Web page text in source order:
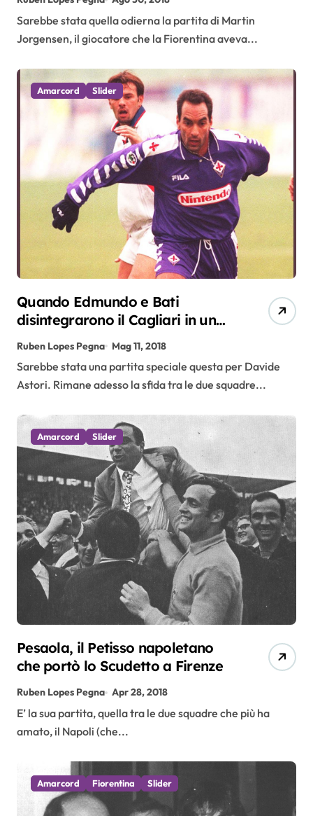
Sarebbe stata quella odierna la partita di Martin
Jorgensen, il giocatore che la Fiorentina aveva...
Amarcord Slider
Quando Edmundo e Bati
disintegrarono il Cagliari in un
quarto d’ora
Ruben Lopes Pegna Mag 11, 2018
Sarebbe stata una partita speciale questa per Davide
Astori. Rimane adesso la sfida tra le due squadre...
Amarcord Slider
Pesaola, il Petisso napoletano
che portò lo Scudetto a Firenze
Ruben Lopes Pegna Apr 28, 2018
E’ la sua partita, quella tra le due squadre che più ha
amato, il Napoli (che...
Amarcord Fiorentina Slider